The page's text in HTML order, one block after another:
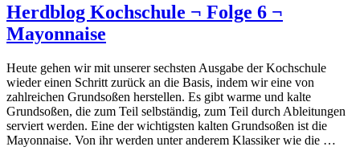
Herdblog Kochschule ¬ Folge 6 ¬
Mayonnaise
Heute gehen wir mit unserer sechsten Ausgabe der Kochschule
wieder einen Schritt zurück an die Basis, indem wir eine von
zahlreichen Grundsoßen herstellen. Es gibt warme und kalte
Grundsoßen, die zum Teil selbständig, zum Teil durch Ableitungen
serviert werden. Eine der wichtigsten kalten Grundsoßen ist die
Mayonnaise. Von ihr werden unter anderem Klassiker wie die …